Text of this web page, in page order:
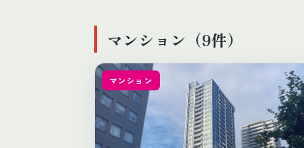
マンション（9件）
マンション